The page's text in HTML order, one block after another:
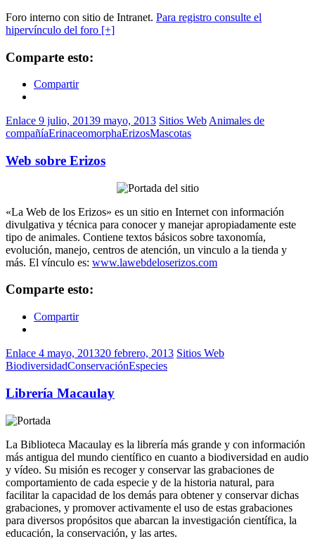
Foro interno con sitio de Intranet. Para registro consulte el
hipervínculo del foro [+]
Comparte esto:
Compartir
Enlace 9 julio, 20139 mayo, 2013 Sitios Web Animales de
compañíaErinaceomorphaErizosMascotas
Web sobre Erizos
«La Web de los Erizos» es un sitio en Internet con información
divulgativa y técnica para conocer y manejar apropiadamente este
tipo de animales. Contiene textos básicos sobre taxonomía,
evolución, manejo, centros de atención, un vinculo a la tienda y
más. El vínculo es: www.lawebdeloserizos.com
Comparte esto:
Compartir
Enlace 4 mayo, 201320 febrero, 2013 Sitios Web
BiodiversidadConservaciónEspecies
Librería Macaulay
La Biblioteca Macaulay es la librería más grande y con información
más antigua del mundo científico en cuanto a biodiversidad en audio
y vídeo. Su misión es recoger y conservar las grabaciones de
comportamiento de cada especie y de la historia natural, para
facilitar la capacidad de los demás para obtener y conservar dichas
grabaciones, y promover activamente el uso de estas grabaciones
para diversos propósitos que abarcan la investigación científica, la
educación, la conservación, y las artes.